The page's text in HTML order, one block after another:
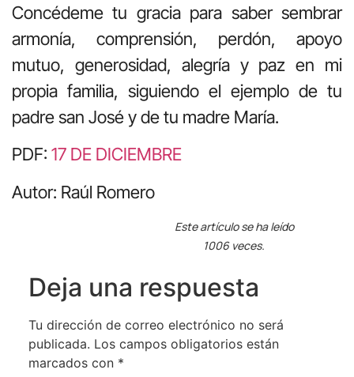
Concédeme tu gracia para saber sembrar
armonía, comprensión, perdón, apoyo
mutuo, generosidad, alegría y paz en mi
propia familia, siguiendo el ejemplo de tu
padre san José y de tu madre María.
PDF: 17 DE DICIEMBRE
Autor: Raúl Romero
Este artículo se ha leído
1006 veces.
Deja una respuesta
Tu dirección de correo electrónico no será
publicada. Los campos obligatorios están
marcados con *